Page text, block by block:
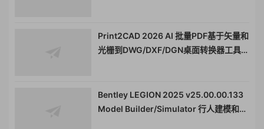
Print2CAD 2026 AI 批量PDF基于矢量和
光栅到DWG/DXF/DGN桌面转换器工具
Bentley LEGION 2025 v25.00.00.133
Model Builder/Simulator 行人建模和流